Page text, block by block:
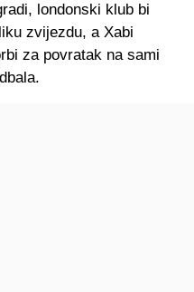
londonski klub bi
zvijezdu, a Xabi
za povratak na sami